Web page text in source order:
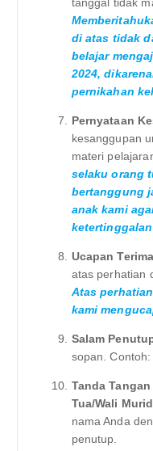
di atas tidak
belajar
2024,
pernikahan
Pernyataan
kesanggupan
materi
selaku orang
bertanggung
anak kami
Ucapan
atas perhatian
Atas
kami
Salam
sopan. Contoh:
Tanda
Tua/Wali
nama Anda
penutup.